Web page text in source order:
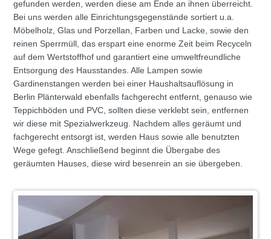
gefunden werden, werden diese am Ende an ihnen überreicht.
Bei uns werden alle Einrichtungsgegenstände sortiert u.a.
Möbelholz, Glas und Porzellan, Farben und Lacke, sowie den
reinen Sperrmüll, das erspart eine enorme Zeit beim Recyceln
auf dem Wertstoffhof und garantiert eine umweltfreundliche
Entsorgung des Hausstandes. Alle Lampen sowie
Gardinenstangen werden bei einer Haushaltsauflösung in
Berlin Plänterwald ebenfalls fachgerecht entfernt, genauso wie
Teppichböden und PVC, sollten diese verklebt sein, entfernen
wir diese mit Spezialwerkzeug. Nachdem alles geräumt und
fachgerecht entsorgt ist, werden Haus sowie alle benutzten
Wege gefegt. Anschließend beginnt die Übergabe des
geräumten Hauses, diese wird besenrein an sie übergeben.